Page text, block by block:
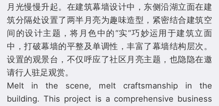
月光慢慢升起。在建筑幕墙设计中，东侧沿湖立面在建
筑分隔处设置了两半月亮为趣味造型，紧密结合建筑空
间的设计主题，将月色中的“实”巧妙运用于建筑立面
中，打破幕墙的平整及单调性，丰富了幕墙结构层次。
设置的观景台，不仅呼应了社区月亮主题，也隐隐在邀
请行人驻足观赏。
Melt in the scene, melt craftsmanship in the
building. This project is a comprehensive business